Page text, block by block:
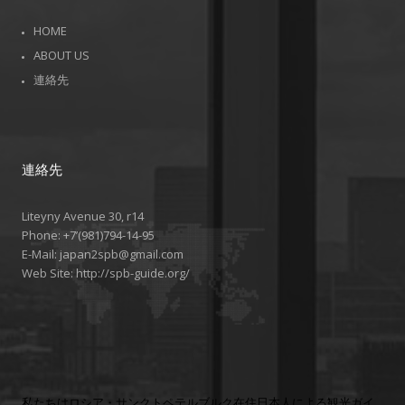
HOME
ABOUT US
連絡先
連絡先
Liteyny Avenue 30, r14
Phone: +7’(981)794-14-95
E-Mail: japan2spb@gmail.com
Web Site: http://spb-guide.org/